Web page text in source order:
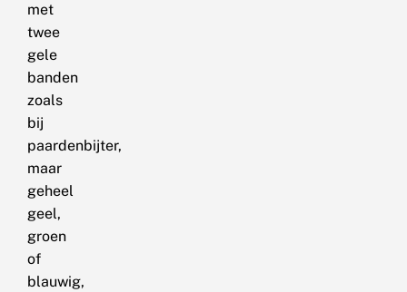
met
twee
gele
banden
zoals
bij
paardenbijter,
maar
geheel
geel,
groen
of
blauwig,